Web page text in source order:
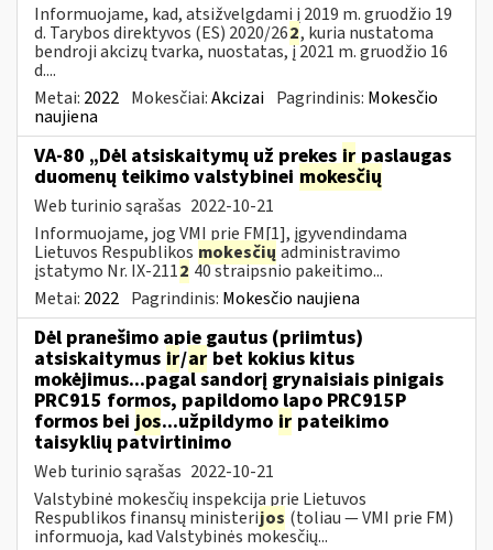
Informuojame, kad, atsižvelgdami į 2019 m. gruodžio 19
d. Tarybos direktyvos (ES) 2020/262, kuria nustatoma
bendroji akcizų tvarka, nuostatas, į 2021 m. gruodžio 16
d....
Metai: 2022 Mokesčiai:Akcizai Pagrindinis: Mokesčio
naujiena
VA-80 „Dėl atsiskaitymų už prekes ir paslaugas
duomenų teikimo valstybinei mokesčių
Web turinio sąrašas 2022-10-21
Informuojame, jog VMI prie FM[1], įgyvendindama
Lietuvos Respublikos mokesčių administravimo
įstatymo Nr. IX-2112 40 straipsnio pakeitimo...
Metai: 2022 Pagrindinis: Mokesčio naujiena
Dėl pranešimo apie gautus (priimtus)
atsiskaitymus ir/ar bet kokius kitus
mokėjimus...pagal sandorį grynaisiais pinigais
PRC915 formos, papildomo lapo PRC915P
formos bei jos...užpildymo ir pateikimo
taisyklių patvirtinimo
Web turinio sąrašas 2022-10-21
Valstybinė mokesčių inspekcija prie Lietuvos
Respublikos finansų ministerijos (toliau ― VMI prie FM)
informuoja, kad Valstybinės mokesčių...